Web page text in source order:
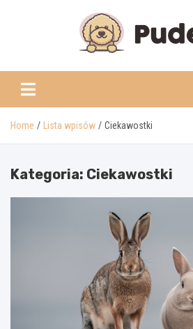
Home Lista wpisów Ciekawostki
Kategoria: Ciekawostki